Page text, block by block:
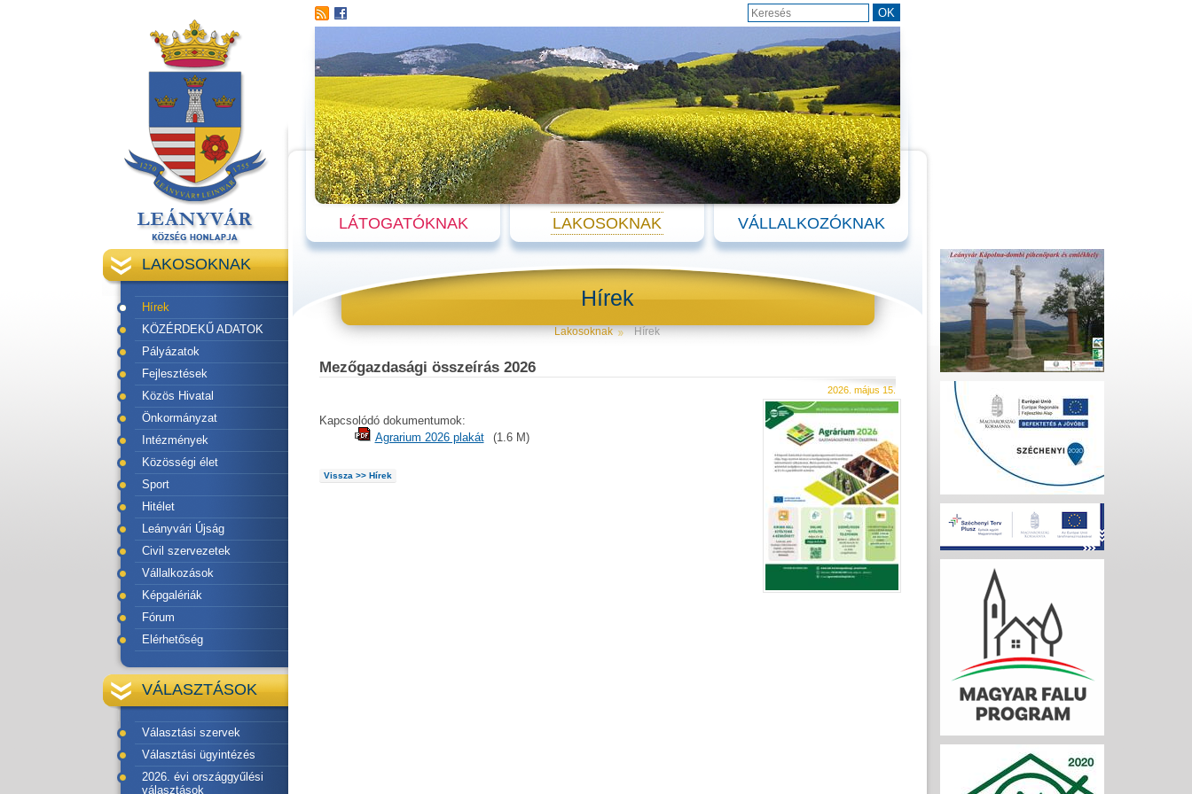
LAKOSOKNAK
Hírek
KÖZÉRDEKŰ ADATOK
Pályázatok
Fejlesztések
Közös Hivatal
Önkormányzat
Intézmények
Közösségi élet
Sport
Hitélet
Leányvári Újság
Civil szervezetek
Vállalkozások
Képgalériák
Fórum
Elérhetőség
VÁLASZTÁSOK
Választási szervek
Választási ügyintézés
2026. évi országgyűlési
választások
LÁTOGATÓKNAK LAKOSOKNAK VÁLLALKOZÓKNAK
Hírek
Lakosoknak Hírek
Mezőgazdasági összeírás 2026
2026. május 15.
Kapcsolódó dokumentumok:
Agrarium 2026 plakát
(1.6 M)
Vissza >> Hírek